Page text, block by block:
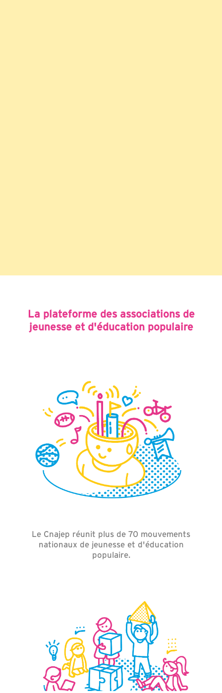
La plateforme des associations de
jeunesse et d'éducation populaire
Le Cnajep réunit plus de 70 mouvements
nationaux de jeunesse et d'éducation
populaire.